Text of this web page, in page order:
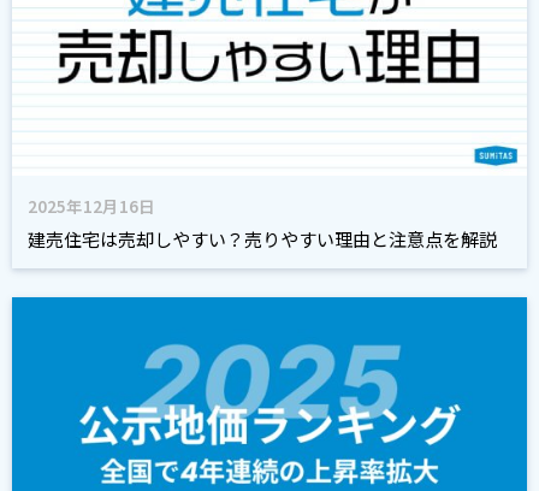
2025年12月16日
建売住宅は売却しやすい？売りやすい理由と注意点を解説